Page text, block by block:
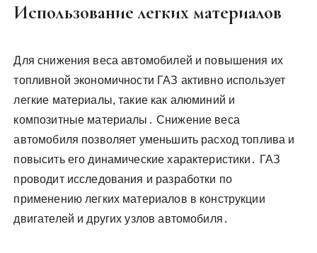
Использование легких материалов
Для снижения веса автомобилей и повышения их
топливной экономичности ГАЗ активно использует
легкие материалы, такие как алюминий и
композитные материалы․ Снижение веса
автомобиля позволяет уменьшить расход топлива и
повысить его динамические характеристики․ ГАЗ
проводит исследования и разработки по
применению легких материалов в конструкции
двигателей и других узлов автомобиля․